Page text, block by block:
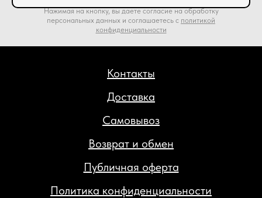
Публичная оферта
Политика конфиденциальности
Доставка
Возврат и обмен
Самовывоз
Контакты
Нажимая на кнопку, вы даете согласие на обработку
персональных данных и соглашаетесь c политикой
конфиденциальности